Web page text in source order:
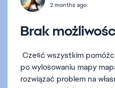
2 months ago
Brak
Cześć wszystkim
po wylosowaniu mapy
rozwiązać problem na